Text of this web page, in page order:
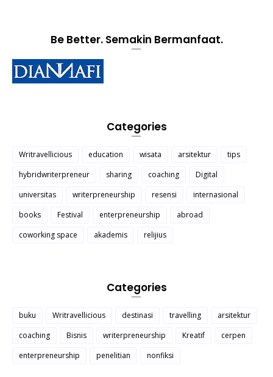
Be Better. Semakin Bermanfaat.
Categories
Writravellicious education wisata arsitektur
tips
hybridwriterpreneur
sharing coaching
Digital
universitas
writerpreneurship resensi
internasional
books
Festival enterpreneurship
abroad
coworking space
akademis relijius
Categories
buku Writravellicious destinasi travelling
arsitektur
coaching
Bisnis writerpreneurship Kreatif
cerpen
enterpreneurship
penelitian nonfiksi